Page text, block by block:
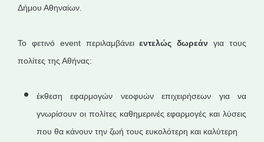
Δήμου Αθηναίων.
Το φετινό event περιλαμβάνειεντελώς δωρεάν για τους
πολίτες της Αθήνας:
έκθεση εφαρμογών νεοφυών επιχειρήσεων για να
γνωρίσουν οι πολίτες καθημερινές εφαρμογές και λύσεις
που θα κάνουν την ζωή τους ευκολότερη και καλύτερη